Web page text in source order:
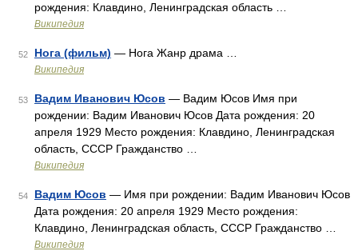
рождения: Клавдино, Ленинградская область …
Википедия
52 Нога (фильм) — Нога Жанр драма …
Википедия
53 Вадим Иванович Юсов — Вадим Юсов Имя при
рождении: Вадим Иванович Юсов Дата рождения: 20
апреля 1929 Место рождения: Клавдино, Ленинградская
область, СССР Гражданство …
Википедия
54 Вадим Юсов — Имя при рождении: Вадим Иванович Юсов
Дата рождения: 20 апреля 1929 Место рождения:
Клавдино, Ленинградская область, СССР Гражданство …
Википедия